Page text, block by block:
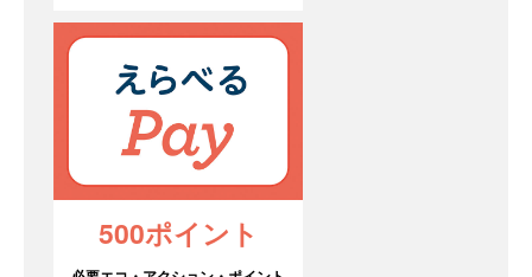
500ポイント